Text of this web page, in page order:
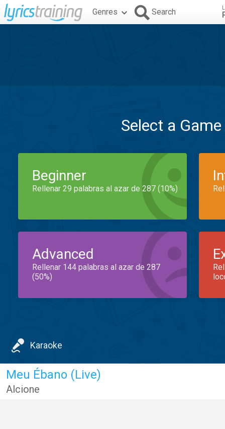
Genres Search
Select a
Beginner
Rellenar 29 palabras al azar de 287 (10%)
Advanced
Rellenar 144 palabras al azar de 287
(50%)
Karaoke
Meu Ébano (Live)
Alcione